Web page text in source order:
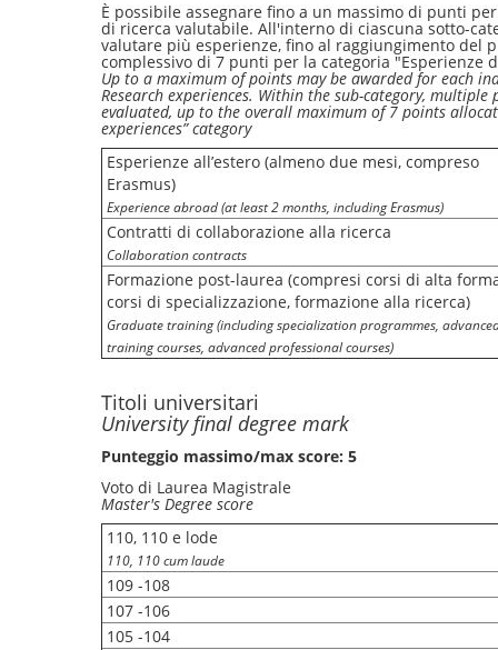
È possibile assegnare fino a un massimo di punti
di ricerca valutabile. All'interno di ciascuna sotto-
valutare più esperienze, fino al raggiungimento del
complessivo di 7 punti per la categoria "Esperienze
Up to a maximum of points may be awarded for each
Research experiences. Within the sub-category, multiple
evaluated, up to the overall maximum of 7 points
experiences” category
Esperienze all’estero (almeno due mesi, compreso
Erasmus)
Experience abroad (at least 2 months, including Erasmus)
Contratti di collaborazione alla ricerca
Collaboration contracts
Formazione post-laurea (compresi corsi di alta
corsi di specializzazione, formazione alla ricerca)
Graduate training (including specialization programmes,
training courses, advanced professional courses)
Titoli universitari
University final degree mark
Punteggio massimo/max score: 5
Voto di Laurea Magistrale
Master's Degree score
110, 110 e lode
110, 110 cum laude
109 -108
107 -106
105 -104